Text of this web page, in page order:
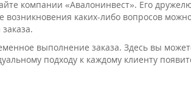
компании «Авалонинвест». Его
возникновения каких-либо вопросов
выполнение заказа. Здесь вы
подходу к каждому клиенту